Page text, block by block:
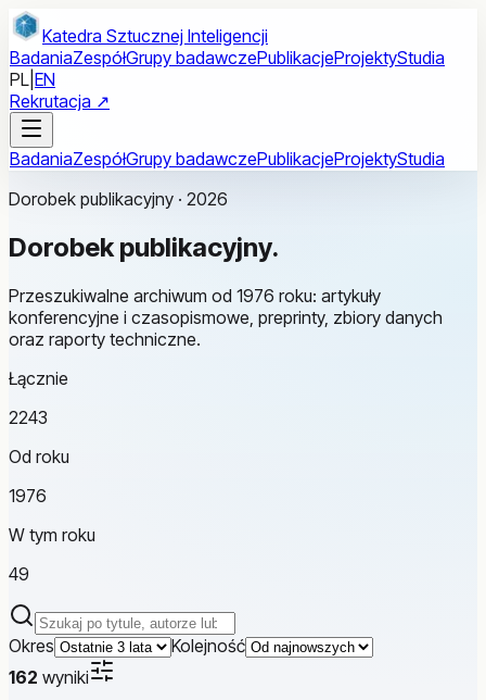
Przejdź do treści głównej
Katedra Sztucznej Inteligencji
BadaniaZespółGrupy badawczePublikacjeProjektyStudia
PL EN
Rekrutacja ↗
BadaniaZespółGrupy badawczePublikacjeProjektyStudia
Dorobek publikacyjny · 2026
Dorobek publikacyjny.
Przeszukiwalne archiwum od 1976 roku: artykuły
konferencyjne i czasopismowe, preprinty, zbiory danych
oraz raporty techniczne.
Łącznie
2243
Od roku
1976
W tym roku
49
Szukaj publikacji
Okres
Kolejność
162 wyniki